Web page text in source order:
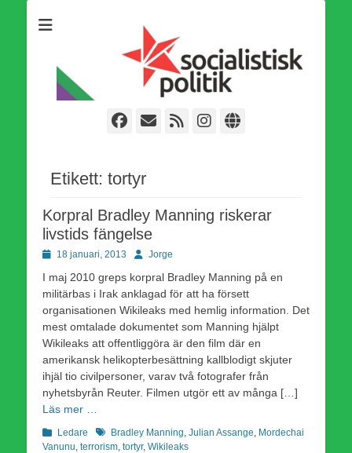
världsomfattande socialistiska Fjärde Internationalen och en viktig
tillgång i kampen för en socialistisk framtid!
Facebook
E-
Webbflöde
Instagram
Webbplats
Etikett: tortyr
Korpral Bradley Manning riskerar
livstids fängelse
Publicerad
18 januari, 2013 Författare
Jorge
I maj 2010 greps korpral Bradley Manning på en
militärbas i Irak anklagad för att ha försett
organisationen Wikileaks med hemlig information. Det
mest omtalade dokumentet som Manning hjälpt
Wikileaks att offentliggöra är den film där en
amerikansk helikopterbesättning kallblodigt skjuter
ihjäl tio civilpersoner, varav två fotografer från
nyhetsbyrån Reuter. Filmen utgör ett av många […]
Läs mer …
Kategorier
Ledare EtiketterBradley Manning Julian Assange Mordechai
Vanunu terrorism tortyr, Wikileaks